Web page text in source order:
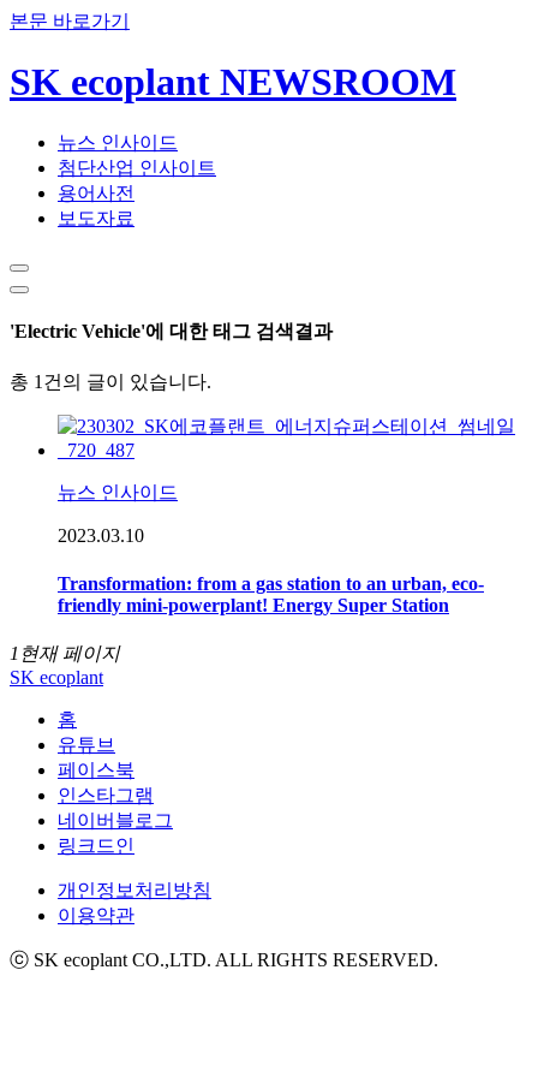
본문 바로가기
SK ecoplant NEWSROOM
뉴스 인사이드
첨단산업 인사이트
용어사전
보도자료
'Electric Vehicle'에 대한 태그 검색결과
총 1건의 글이 있습니다.
뉴스 인사이드
2023.03.10
Transformation: from a gas station to an urban, eco-
friendly mini-powerplant! Energy Super Station
1 현재 페이지
SK ecoplant
홈
유튜브
페이스북
인스타그램
네이버블로그
링크드인
개인정보처리방침
이용약관
ⓒ SK ecoplant CO.,LTD. ALL RIGHTS RESERVED.